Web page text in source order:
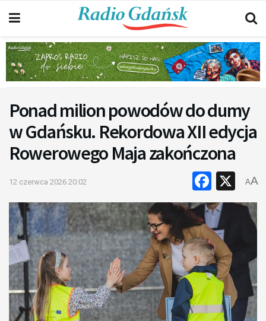
Ponad milion powodów do dumy
w Gdańsku. Rekordowa XII edycja
Rowerowego Maja zakończona
12 czerwca 2026 20:02 X
AA